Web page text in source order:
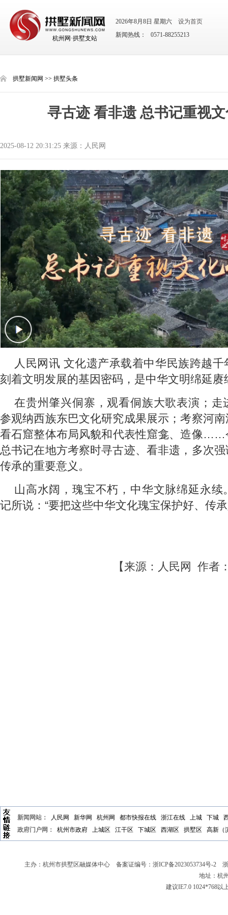
杭州网·拱墅支站
2026年8月8日 星期六
设为首页
新闻热线： 0571-88255213
拱墅新闻网 >> 拱墅头条
寻古迹 看非遗 总书记重视
2025-08-12 20:31:25 来源：人民网
人民网讯 文化遗产承载着中华民族跨越
刻着文明发展的基因密码，是中华文明绵延赓
在贵州肇兴侗寨，观看侗族大歌表演；走
参观纳西族东巴文化研究成果展示；考察河
看石窟整体布局风貌和代表性窟龛、造像……
总书记在地方考察时寻古迹、看非遗，多次
传承的重要意义。
山高水阔，瑰宝不朽，中华文脉绵延永续
记所说：“要把这些中华文化瑰宝保护好、传
【来源：人民网 作者
新闻网站： 人民网 新华网 杭州网 都市快报在线 浙江在线 上城 下城
政府门户网：
杭州市政府 上城区 江干区 下城区 西湖区 拱墅区 高新（
主办：杭州市拱墅区融媒体中心 备案证编号： 浙ICP备2023053734号-2 浙
地址：杭
建议IE7.0 1024*768